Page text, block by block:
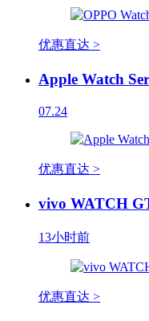
优惠直达 >
Apple Watch
07.24
优惠直达 >
vivo WATCH
13小时前
优惠直达 >